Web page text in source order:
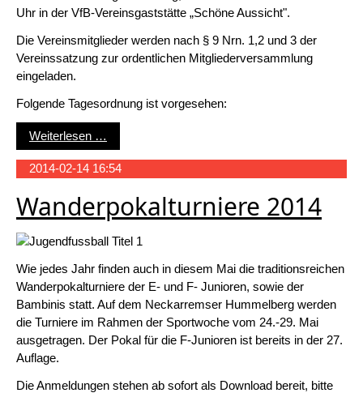
Uhr in der VfB-Vereinsgaststätte „Schöne Aussicht".
Die Vereinsmitglieder werden nach § 9 Nrn. 1,2 und 3 der
Vereinssatzung zur ordentlichen Mitgliederversammlung
eingeladen.
Folgende Tagesordnung ist vorgesehen:
Weiterlesen …
2014-02-14 16:54
Wanderpokalturniere 2014
Wie jedes Jahr finden auch in diesem Mai die traditionsreichen
Wanderpokalturniere der E- und F- Junioren, sowie der
Bambinis statt. Auf dem Neckarremser Hummelberg werden
die Turniere im Rahmen der Sportwoche vom 24.-29. Mai
ausgetragen. Der Pokal für die F-Junioren ist bereits in der 27.
Auflage.
Die Anmeldungen stehen ab sofort als Download bereit, bitte